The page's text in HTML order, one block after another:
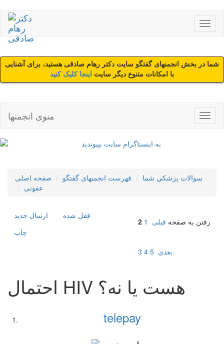
شما در بخش انجمنهای گفتگو سایت دکتر رهام صادقی هستید، برای آشنایی
با امکانات متنوع دیگر سایت اینجا کلیک کنید
منوی انجمنها
صفحه اصلی فهرست انجمنهای گفتگو
سوالات پزشکي شما
عفونی
ارسال جديد
قفل شده
چاپ
رفتن به صفحه قبلی 1
2
3 4 5 بعدی
احتمال HIV هست یا نه؟
telepay